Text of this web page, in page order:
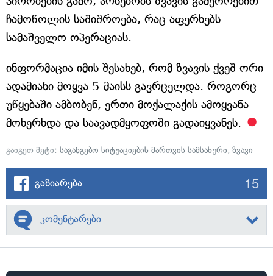
ჩამოწოლის საშიშროება, რაც აფერხებს
სამაშველო ოპერაციას.
ინფორმაცია იმის შესახებ, რომ ზვავის ქვეშ ორი
ადამიანი მოყვა 5 მაისს გავრცელდა. როგორც
უწყებაში ამბობენ, ერთი მოქალაქის ამოყვანა
მოხერხდა და საავადმყოფოში გადაიყვანეს.
გაიგეთ მეტი: საგანგებო სიტუაციების მართვის სამსახური, ზვავი
გაზიარება 15
კომენტარები